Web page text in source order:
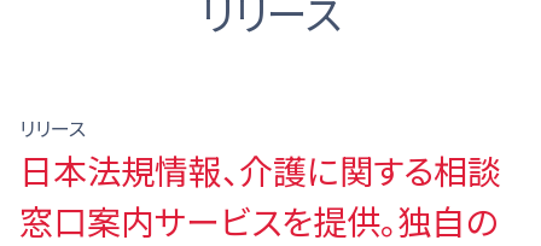
リリース
リリース
日本法規情報、介護に関する相談
窓口案内サービスを提供。独自の